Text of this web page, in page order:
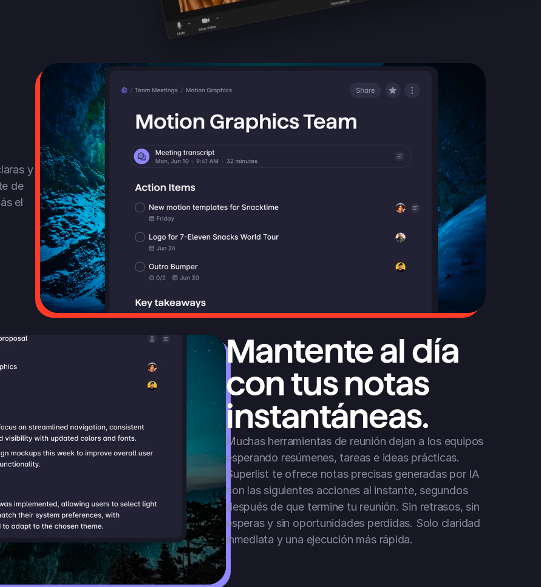
y
de
el
Mantente al día
con tus notas
instantáneas.
Muchas herramientas de reunión dejan a los equipos
esperando resúmenes, tareas e ideas prácticas.
Superlist te ofrece notas precisas generadas por IA
con las siguientes acciones al instante, segundos
después de que termine tu reunión. Sin retrasos, sin
esperas y sin oportunidades perdidas. Solo claridad
inmediata y una ejecución más rápida.